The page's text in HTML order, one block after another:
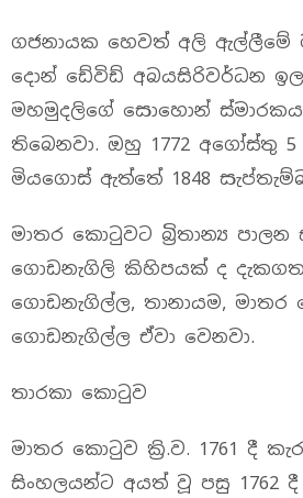
ගජනායක හෙවත් අලි ඇල්ලීමේ
දොන් ඩේවිඩ් අබයසිරිවර්ධන
මහමුදලිගේ සොහොන්
තිබෙනවා. ඔහු 1772 අගෝස්‌තු 5
මියගොස් ඇත්තේ 1848
මාතර කොටුවට බ්‍රිතාන්‍ය
‍ගොඩනැගිලි කිහිපයක් ද දැකගත
‍ගොඩනැගිල්ල, තානායම, මාතර
‍ගොඩනැගිල්ල ඒවා වෙනවා.
තාරකා කොටුව
මාතර කොටුව ක්‍රි.ව. 1761 දී
සිංහලයන්ට අයත් වූ පසු 1762